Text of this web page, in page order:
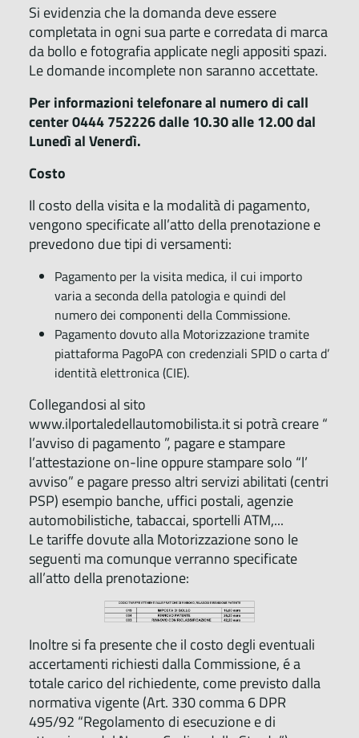
Si evidenzia che la domanda deve essere
completata in ogni sua parte e corredata di marca
da bollo e fotografia applicate negli appositi spazi.
Le domande incomplete non saranno accettate.
Per informazioni telefonare al numero di call
center 0444 752226 dalle 10.30 alle 12.00 dal
Lunedì al Venerdì.
Costo
Il costo della visita e la modalità di pagamento,
vengono specificate all’atto della prenotazione e
prevedono due tipi di versamenti:
Pagamento per la visita medica, il cui importo
varia a seconda della patologia e quindi del
numero dei componenti della Commissione.
Pagamento dovuto alla Motorizzazione tramite
piattaforma PagoPA con credenziali SPID o carta d’
identità elettronica (CIE).
Collegandosi al sito
www.ilportaledellautomobilista.it si potrà creare “
l’avviso di pagamento ”, pagare e stampare
l’attestazione on-line oppure stampare solo “l’
avviso” e pagare presso altri servizi abilitati (centri
PSP) esempio banche, uffici postali, agenzie
automobilistiche, tabaccai, sportelli ATM,...
Le tariffe dovute alla Motorizzazione sono le
seguenti ma comunque verranno specificate
all’atto della prenotazione:
Inoltre si fa presente che il costo degli eventuali
accertamenti richiesti dalla Commissione, é a
totale carico del richiedente, come previsto dalla
normativa vigente (Art. 330 comma 6 DPR
495/92 “Regolamento di esecuzione e di